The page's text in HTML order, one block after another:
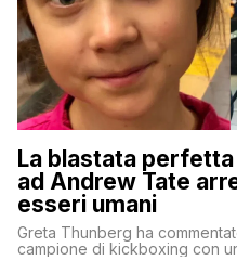
La blastata
ad Andrew Tate
esseri umani
Greta Thunberg ha
campione di kickboxing con